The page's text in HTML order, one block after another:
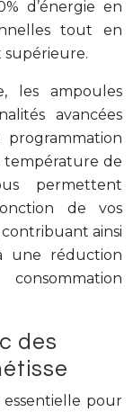
d’énergie en
tout en
les ampoules
avancées
température de
permettent
de vos
ainsi
une réduction
des
pour